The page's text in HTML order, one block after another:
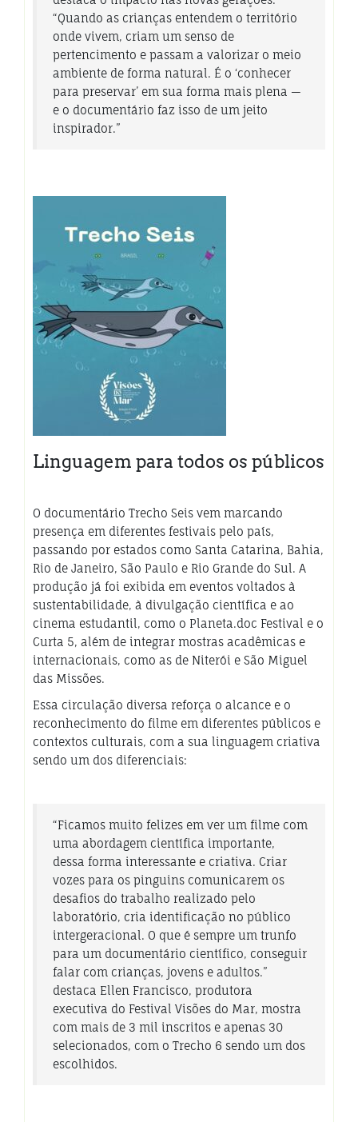
“Quando as crianças entendem o território
onde vivem, criam um senso de
pertencimento e passam a valorizar o meio
ambiente de forma natural. É o ‘conhecer
para preservar’ em sua forma mais plena —
e o documentário faz isso de um jeito
inspirador.”
Linguagem para todos os públicos
O documentário Trecho Seis vem marcando
presença em diferentes festivais pelo país,
passando por estados como Santa Catarina, Bahia,
Rio de Janeiro, São Paulo e Rio Grande do Sul. A
produção já foi exibida em eventos voltados à
sustentabilidade, à divulgação científica e ao
cinema estudantil, como o Planeta.doc Festival e o
Curta 5, além de integrar mostras acadêmicas e
internacionais, como as de Niterói e São Miguel
das Missões.
Essa circulação diversa reforça o alcance e o
reconhecimento do filme em diferentes públicos e
contextos culturais, com a sua linguagem criativa
sendo um dos diferenciais:
“Ficamos muito felizes em ver um filme com
uma abordagem científica importante,
dessa forma interessante e criativa. Criar
vozes para os pinguins comunicarem os
desafios do trabalho realizado pelo
laboratório, cria identificação no público
intergeracional. O que é sempre um trunfo
para um documentário científico, conseguir
falar com crianças, jovens e adultos.”
destaca Ellen Francisco, produtora
executiva do Festival Visões do Mar, mostra
com mais de 3 mil inscritos e apenas 30
selecionados, com o Trecho 6 sendo um dos
escolhidos.